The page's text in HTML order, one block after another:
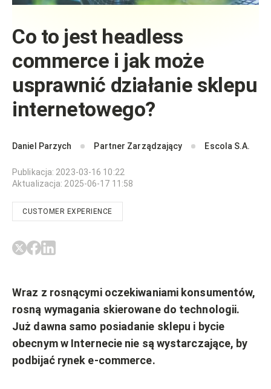
Co to jest headless
commerce i jak może
usprawnić działanie sklepu
internetowego?
Daniel Parzych Partner Zarządzający Escola S.A.
Publikacja: 2023-03-16 10:22
Aktualizacja: 2025-06-17 11:58
CUSTOMER EXPERIENCE
Wraz z rosnącymi oczekiwaniami konsumentów,
rosną wymagania skierowane do technologii.
Już dawna samo posiadanie sklepu i bycie
obecnym w Internecie nie są wystarczające, by
podbijać rynek e-commerce.